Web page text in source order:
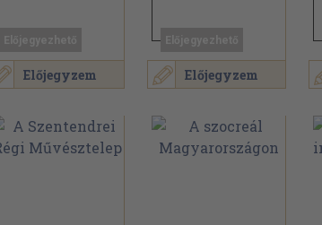
Előjegyzem Előjegyzem